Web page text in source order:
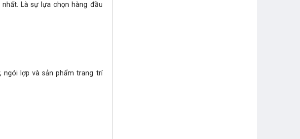
Là sự lựa chọn hàng đầu
ngói lợp và sản phẩm trang trí